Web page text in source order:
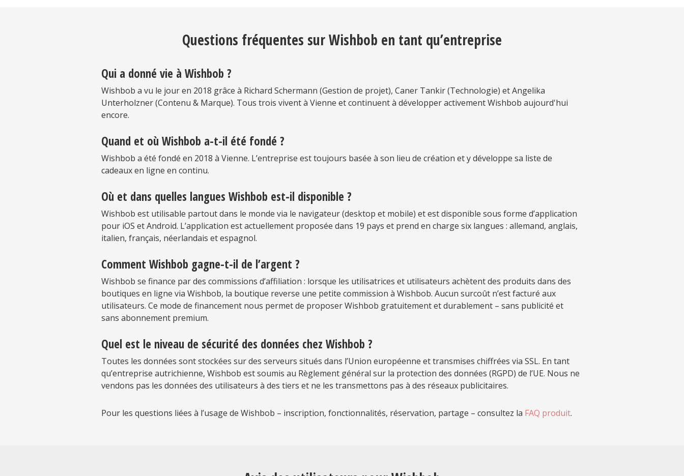
Questions fréquentes sur Wishbob en tant qu’entreprise
Qui a donné vie à Wishbob ?
Wishbob a vu le jour en 2018 grâce à Richard Schermann (Gestion de projet), Caner Tankir (Technologie) et Angelika
Unterholzner (Contenu & Marque). Tous trois vivent à Vienne et continuent à développer activement Wishbob aujourd'hui
encore.
Quand et où Wishbob a-t-il été fondé ?
Wishbob a été fondé en 2018 à Vienne. L’entreprise est toujours basée à son lieu de création et y développe sa liste de
cadeaux en ligne en continu.
Où et dans quelles langues Wishbob est-il disponible ?
Wishbob est utilisable partout dans le monde via le navigateur (desktop et mobile) et est disponible sous forme d’application
pour iOS et Android. L’application est actuellement proposée dans 19 pays et prend en charge six langues : allemand, anglais,
italien, français, néerlandais et espagnol.
Comment Wishbob gagne-t-il de l’argent ?
Wishbob se finance par des commissions d’affiliation : lorsque les utilisatrices et utilisateurs achètent des produits dans des
boutiques en ligne via Wishbob, la boutique reverse une petite commission à Wishbob. Aucun surcoût n’est facturé aux
utilisateurs. Ce mode de financement nous permet de proposer Wishbob gratuitement et durablement – sans publicité et
sans abonnement premium.
Quel est le niveau de sécurité des données chez Wishbob ?
Toutes les données sont stockées sur des serveurs situés dans l’Union européenne et transmises chiffrées via SSL. En tant
qu’entreprise autrichienne, Wishbob est soumis au Règlement général sur la protection des données (RGPD) de l’UE. Nous ne
vendons pas les données des utilisateurs à des tiers et ne les transmettons pas à des réseaux publicitaires.
Pour les questions liées à l’usage de Wishbob – inscription, fonctionnalités, réservation, partage – consultez la FAQ produit.